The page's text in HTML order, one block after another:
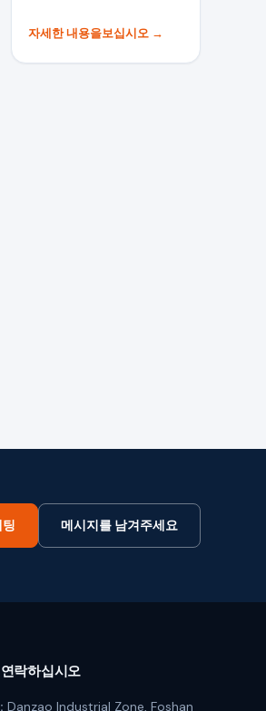
자세한 내용을보십시오 →
메시지를 남겨주세요
락하십시오
Danzao Industrial Zone, Foshan